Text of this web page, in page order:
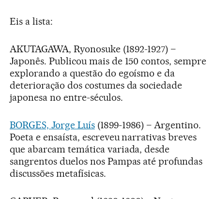
Eis a lista:
AKUTAGAWA, Ryonosuke (1892-1927) –
Japonês. Publicou mais de 150 contos, sempre
explorando a questão do egoísmo e da
deterioração dos costumes da sociedade
japonesa no entre-séculos.
BORGES, Jorge Luís(1899-1986) – Argentino.
Poeta e ensaísta, escreveu narrativas breves
que abarcam temática variada, desde
sangrentos duelos nos Pampas até profundas
discussões metafísicas.